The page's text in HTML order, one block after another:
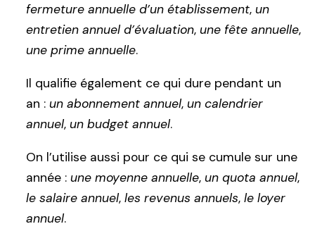
fermeture annuelle d’un établissement, un
entretien annuel d’évaluation, une fête annuelle,
une prime annuelle.
Il qualifie également ce qui dure pendant un
an : un abonnement annuel, un calendrier
annuel, un budget annuel.
On l’utilise aussi pour ce qui se cumule sur une
année : une moyenne annuelle, un quota annuel,
le salaire annuel, les revenus annuels, le loyer
annuel.